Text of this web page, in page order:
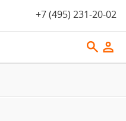
+7 (495) 231-20-02